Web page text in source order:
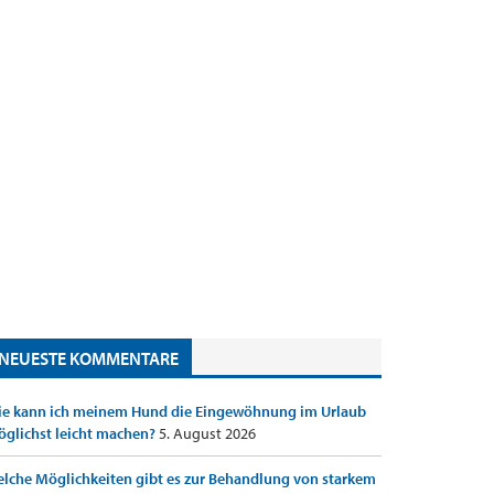
NEUESTE KOMMENTARE
kann ich meinem Hund die Eingewöhnung im Urlaub
leicht machen?5. August 2026
Möglichkeiten gibt es zur Behandlung von starkem